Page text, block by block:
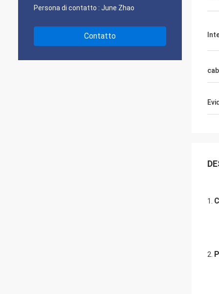
Persona di contatto : June Zhao
Contatto
1.
2.